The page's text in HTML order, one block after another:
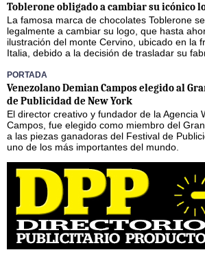
Toblerone obligado a cambiar su icónico
La famosa marca de chocolates Toblerone
legalmente a cambiar su logo, que hasta
ilustración del monte Cervino, ubicado en la
Italia, debido a la decisión de trasladar su
PORTADA
Venezolano Demian Campos elegido al
de Publicidad de New York
El director creativo y fundador de la Agencia
Campos, fue elegido como miembro del
a las piezas ganadoras del Festival de
uno de los más importantes del mundo.